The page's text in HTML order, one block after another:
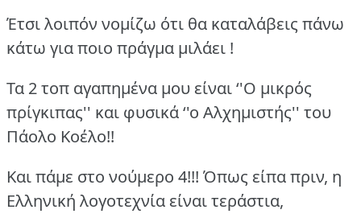
Έτσι λοιπόν νομίζω ότι θα καταλάβεις πάνω
κάτω για ποιο πράγμα μιλάει !
Τα 2 τοπ αγαπημένα μου είναι ‘'Ο μικρός
πρίγκιπας'' και φυσικά ‘'ο Αλχημιστής'' του
Πάολο Κοέλο!!
Και πάμε στο νούμερο 4!!! Όπως είπα πριν, η
Ελληνική λογοτεχνία είναι τεράστια,